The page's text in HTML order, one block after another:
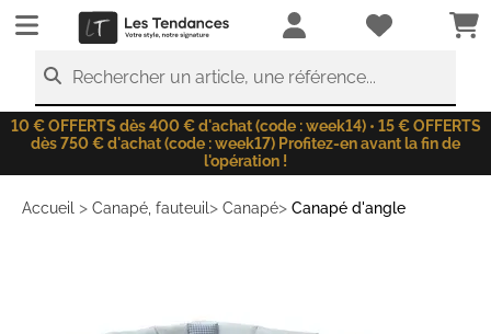
LesTendances.fr
Rechercher un article, une référence...
10 € OFFERTS dès 400 € d'achat (code : week14) • 15 € OFFERTS
dès 750 € d'achat (code : week17) Profitez-en avant la fin de
l'opération !
Accueil > Canapé, fauteuil > Canapé> Canapé d'angle